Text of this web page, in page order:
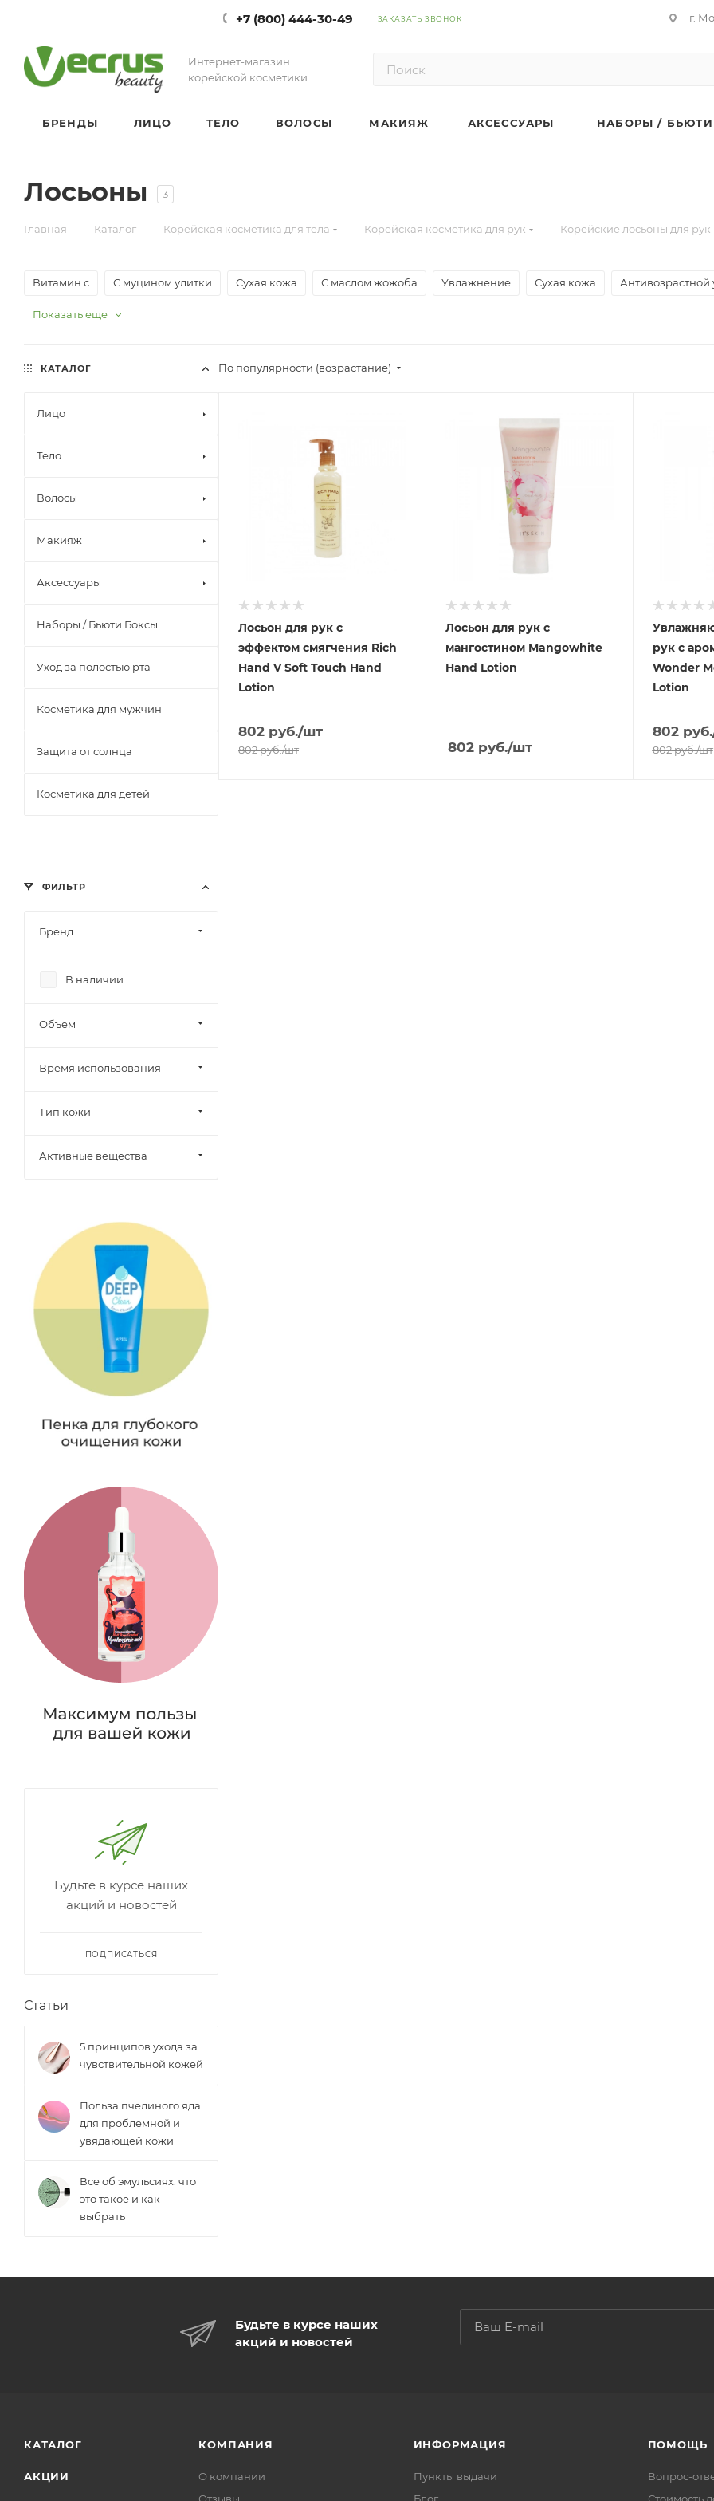
+7 (800) 444-30-49 ЗАКАЗАТЬ ЗВОНОК г.
Интернет-магазин
корейской косметики
БРЕНДЫ ЛИЦО ТЕЛО ВОЛОСЫ МАКИЯЖ АКСЕССУАРЫ НАБОРЫ /
Лосьоны 3
Главная — Каталог — Корейская косметика для тела — Корейская косметика для рук — Корейские лосьоны для рук
Витамин с С муцином улитки Сухая кожа С маслом жожоба Увлажнение Сухая кожа Антивозрастной
Показать еще
По популярности (возрастание)
Лосьон для рук с
эффектом смягчения Rich
Hand V Soft Touch Hand
Lotion
802 руб./шт
802руб./шт
Лосьон для рук с
мангостином Mangowhite
Hand Lotion
802руб./шт
рук с
Wonder
Lotion
802руб.
802руб./шт
КАТАЛОГ
Лицо
Тело
Волосы
Макияж
Аксессуары
Наборы / Бьюти Боксы
Уход за полостью рта
Косметика для мужчин
Защита от солнца
Косметика для детей
ФИЛЬТР
Бренд
В наличии
Объем
Время использования
Тип кожи
Активные вещества
Будьте в курсе наших
акций и новостей
ПОДПИСАТЬСЯ
Статьи
5 принципов ухода за
чувствительной кожей
Польза пчелиного яда
для проблемной и
увядающей кожи
Все об эмульсиях: что
это такое и как
выбрать
Будьте в курсе наших
акций и новостей
КАТАЛОГ
АКЦИИ
КОМПАНИЯ
О компании
ИНФОРМАЦИЯ
Пункты выдачи
ПОМОЩЬ
Вопрос-